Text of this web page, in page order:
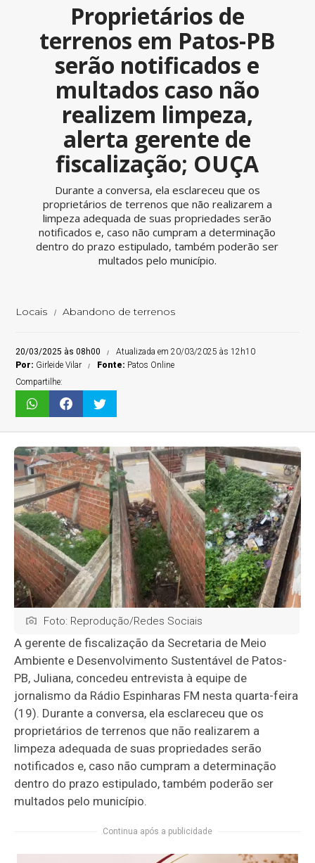
Proprietários de
terrenos em Patos-PB
serão notificados e
multados caso não
realizem limpeza,
alerta gerente de
fiscalização; OUÇA
Durante a conversa, ela esclareceu que os
proprietários de terrenos que não realizarem a
limpeza adequada de suas propriedades serão
notificados e, caso não cumpram a determinação
dentro do prazo estipulado, também poderão ser
multados pelo município.
Locais Abandono de terrenos
20/03/2025 às 08h00
Atualizada em 20/03/2025 às 12h10
Por: Girleide Vilar Fonte: Patos Online
Compartilhe:
Foto: Reprodução/Redes Sociais
A gerente de fiscalização da Secretaria de Meio
Ambiente e Desenvolvimento Sustentável de Patos-
PB, Juliana, concedeu entrevista à equipe de
jornalismo da Rádio Espinharas FM nesta quarta-feira
(19). Durante a conversa, ela esclareceu que os
proprietários de terrenos que não realizarem a
limpeza adequada de suas propriedades serão
notificados e, caso não cumpram a determinação
dentro do prazo estipulado, também poderão ser
multados pelo município.
Continua após a publicidade